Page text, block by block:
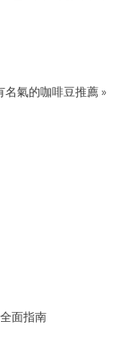
名氣的咖啡豆推薦»
面指南